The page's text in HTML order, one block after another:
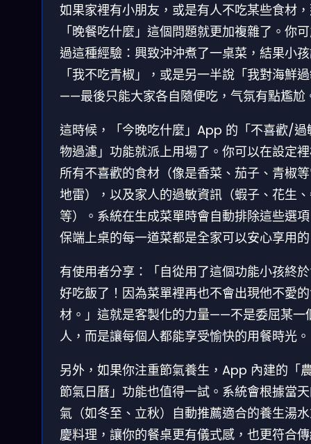
如果家裡有小朋友，或是有人不吃某些食材
「晚餐吃什麼」這個問題就更加複雜了。你
過這種經驗：興致沖沖煮了一桌菜，結果小
「我不吃青椒」，或是另一半說「我對海鮮
——最後只能大家各自隨便吃，气氛有點尷尬
這時候，「今晚吃什麼」App 的「不喜歡/過
物過濾」功能就派上用場了。你可以在設定
所有不喜歡的食材（像是香菜、茄子、青椒
地雷），以及家人的過敏資訊（蝦子、花生
等）。系統在生成菜單時會自動排除這些選
保端上桌的每一道菜都是全家可以安心享用
有使用者分享：「自從用了這個功能小孩終
好吃飯了！因為菜單裡再也不會出現他不愛
材。」這就是客製化的力量——不是委屈某一
人，而是讓每個人都能享受愉快的用餐時光。
另外，如果你注重節氣養生，App 內建的「
節氣日曆」功能也值得一試。系統會根據當
氣（如冬至、立秋）自動推薦適合的養生湯
慶料理，讓你的餐桌更有儀式感，也更符合